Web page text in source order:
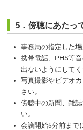
5．傍聴にあたっ
事務局の指定した
携帯電話、PHS等
出ないようにしてく
写真撮影やビデオ
さい。
傍聴中の新聞、雑
い。
会議開始5分前まで